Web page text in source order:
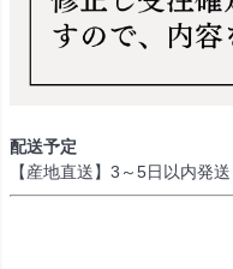
配送予定
【産地直送】3～5日以内発送